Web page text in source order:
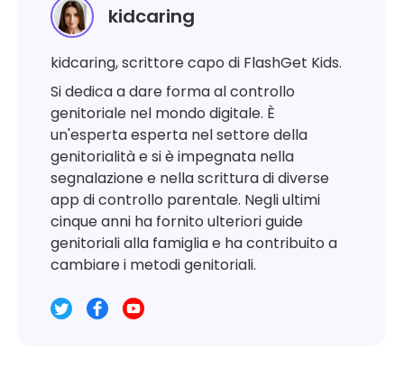
kidcaring
kidcaring, scrittore capo di FlashGet Kids.
Si dedica a dare forma al controllo
genitoriale nel mondo digitale. È
un'esperta esperta nel settore della
genitorialità e si è impegnata nella
segnalazione e nella scrittura di diverse
app di controllo parentale. Negli ultimi
cinque anni ha fornito ulteriori guide
genitoriali alla famiglia e ha contribuito a
cambiare i metodi genitoriali.